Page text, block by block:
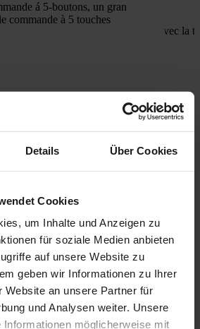
Details Über Cookies
Cookies
um Inhalte und Anzeigen zu
für soziale Medien anbieten
auf unsere Website zu
geben wir Informationen zu Ihrer
Website an unsere Partner für
und Analysen weiter. Unsere
Informationen möglicherweise mit
á 5-boutons, un grand
commande à 5 touches
Avec la
á 5-boutons, un grand écran